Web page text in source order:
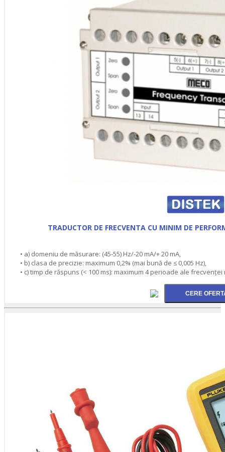
TRADUCTOR DE FRECVENTA CU MINIM DE
• a) domeniu de măsurare: (45-55) Hz/-20 mA/+ 20 mA,
• b) clasa de precizie: maximum 0,2% (mai bună de ≤ 0,005 Hz),
• c) timp de răspuns (< 100 ms): maximum 4 perioade ale frecvenţei